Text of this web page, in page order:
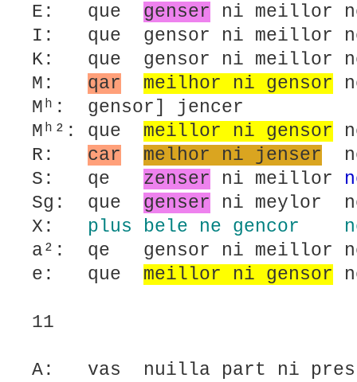
E: que genser ni meillor
I: que gensor ni meillor
K: que gensor ni meillor
M: qar meilhor ni gensor
Mʰ: gensor] jencer
Mʰ²: que meillor ni gensor
R: car melhor ni jenser
S: qe zenser ni meillor
Sg: que genser ni meylor
X: plus bele ne gencor
a²: qe gensor ni meillor
e: que meillor ni gensor
11
A: vas nuilla part ni